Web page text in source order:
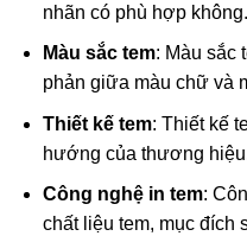
nhãn có phù hợp không.
Màu sắc tem: Màu sắc
phản giữa màu chữ và
Thiết kế tem: Thiết kế
hướng của thương
Công nghệ in tem:
chất liệu tem, mục đích